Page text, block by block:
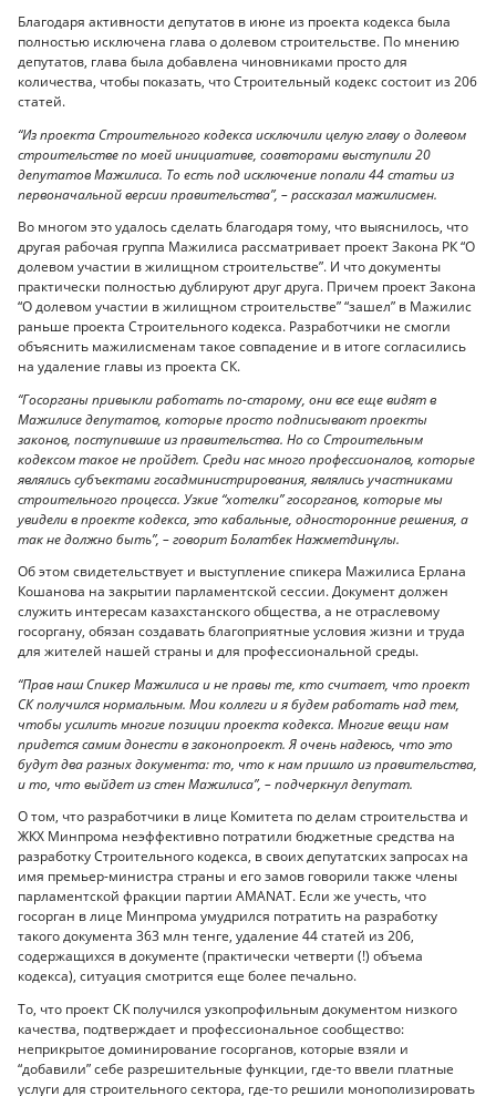
Благодаря активности депутатов в июне из проекта кодекса была
полностью исключена глава о долевом строительстве. По мнению
депутатов, глава была добавлена чиновниками просто для
количества, чтобы показать, что Строительный кодекс состоит из 206
статей.
“Из проекта Строительного кодекса исключили целую главу о долевом
строительстве по моей инициативе, соавторами выступили 20
депутатов Мажилиса. То есть под исключение попали 44 статьи из
первоначальной версии правительства”, – рассказал мажилисмен.
Во многом это удалось сделать благодаря тому, что выяснилось, что
другая рабочая группа Мажилиса рассматривает проект Закона РК “О
долевом участии в жилищном строительстве”. И что документы
практически полностью дублируют друг друга. Причем проект Закона
“О долевом участии в жилищном строительстве” “зашел” в Мажилис
раньше проекта Строительного кодекса. Разработчики не смогли
объяснить мажилисменам такое совпадение и в итоге согласились
на удаление главы из проекта СК.
“Госорганы привыкли работать по-старому, они все еще видят в
Мажилисе депутатов, которые просто подписывают проекты
законов, поступившие из правительства. Но со Строительным
кодексом такое не пройдет. Среди нас много профессионалов, которые
являлись субъектами госадминистрирования, являлись участниками
строительного процесса. Узкие “хотелки” госорганов, которые мы
увидели в проекте кодекса, это кабальные, односторонние решения, а
так не должно быть”, – говорит Болатбек Нажметдинұлы.
Об этом свидетельствует и выступление спикера Мажилиса Ерлана
Кошанова на закрытии парламентской сессии. Документ должен
служить интересам казахстанского общества, а не отраслевому
госоргану, обязан создавать благоприятные условия жизни и труда
для жителей нашей страны и для профессиональной среды.
“Прав наш Спикер Мажилиса и не правы те, кто считает, что проект
СК получился нормальным. Мои коллеги и я будем работать над тем,
чтобы усилить многие позиции проекта кодекса. Многие вещи нам
придется самим донести в законопроект. Я очень надеюсь, что это
будут два разных документа: то, что к нам пришло из правительства,
и то, что выйдет из стен Мажилиса”, – подчеркнул депутат.
О том, что разработчики в лице Комитета по делам строительства и
ЖКХ Минпрома неэффективно потратили бюджетные средства на
разработку Строительного кодекса, в своих депутатских запросах на
имя премьер-министра страны и его замов говорили также члены
парламентской фракции партии AMANAT. Если же учесть, что
госорган в лице Минпрома умудрился потратить на разработку
такого документа 363 млн тенге, удаление 44 статей из 206,
содержащихся в документе (практически четверти (!) объема
кодекса), ситуация смотрится еще более печально.
То, что проект СК получился узкопрофильным документом низкого
качества, подтверждает и профессиональное сообщество:
неприкрытое доминирование госорганов, которые взяли и
“добавили” себе разрешительные функции, где-то ввели платные
услуги для строительного сектора, где-то решили монополизировать